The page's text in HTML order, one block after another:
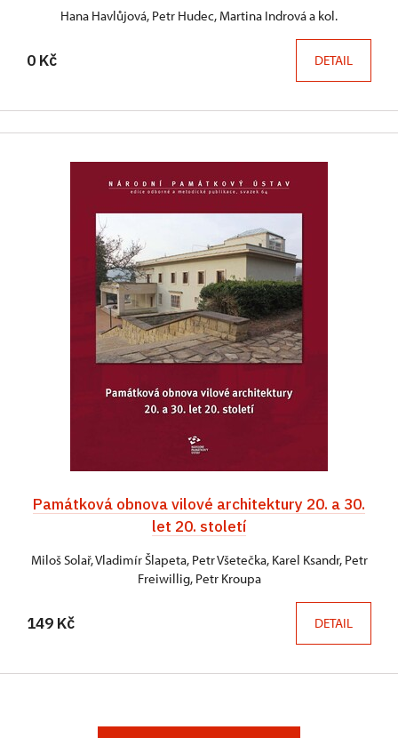
Hana Havlůjová, Petr Hudec, Martina Indrová a kol.
0 Kč DETAIL
Památková obnova vilové architektury 20. a 30.
let 20. století
Miloš Solař, Vladimír Šlapeta, Petr Všetečka, Karel Ksandr, Petr
Freiwillig, Petr Kroupa
149 Kč DETAIL